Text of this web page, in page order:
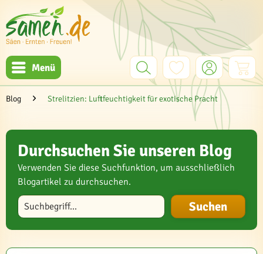
Menü
Blog Strelitzien: Luftfeuchtigkeit für exotische Pracht
Durchsuchen Sie unseren Blog
Verwenden Sie diese Suchfunktion, um ausschließlich
Blogartikel zu durchsuchen.
Blog durchsuchen